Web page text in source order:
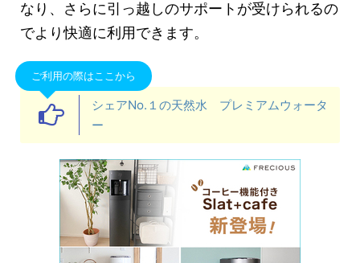
なり、さらに引っ越しのサポートが受けられるの
でより快適に利用できます。
ご利用の際はここから
シェアNo.１の天然水 プレミアムウォータ
ー